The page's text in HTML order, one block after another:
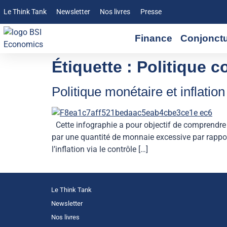
Le Think Tank Newsletter Nos livres Presse
Finance
Étiquette : Politique
Politique monétaire et
Cette infographie a pour objectif de
par une quantité de monnaie excessive par
l’inflation via le contrôle […]
Le Think Tank
Newsletter
Nos livres